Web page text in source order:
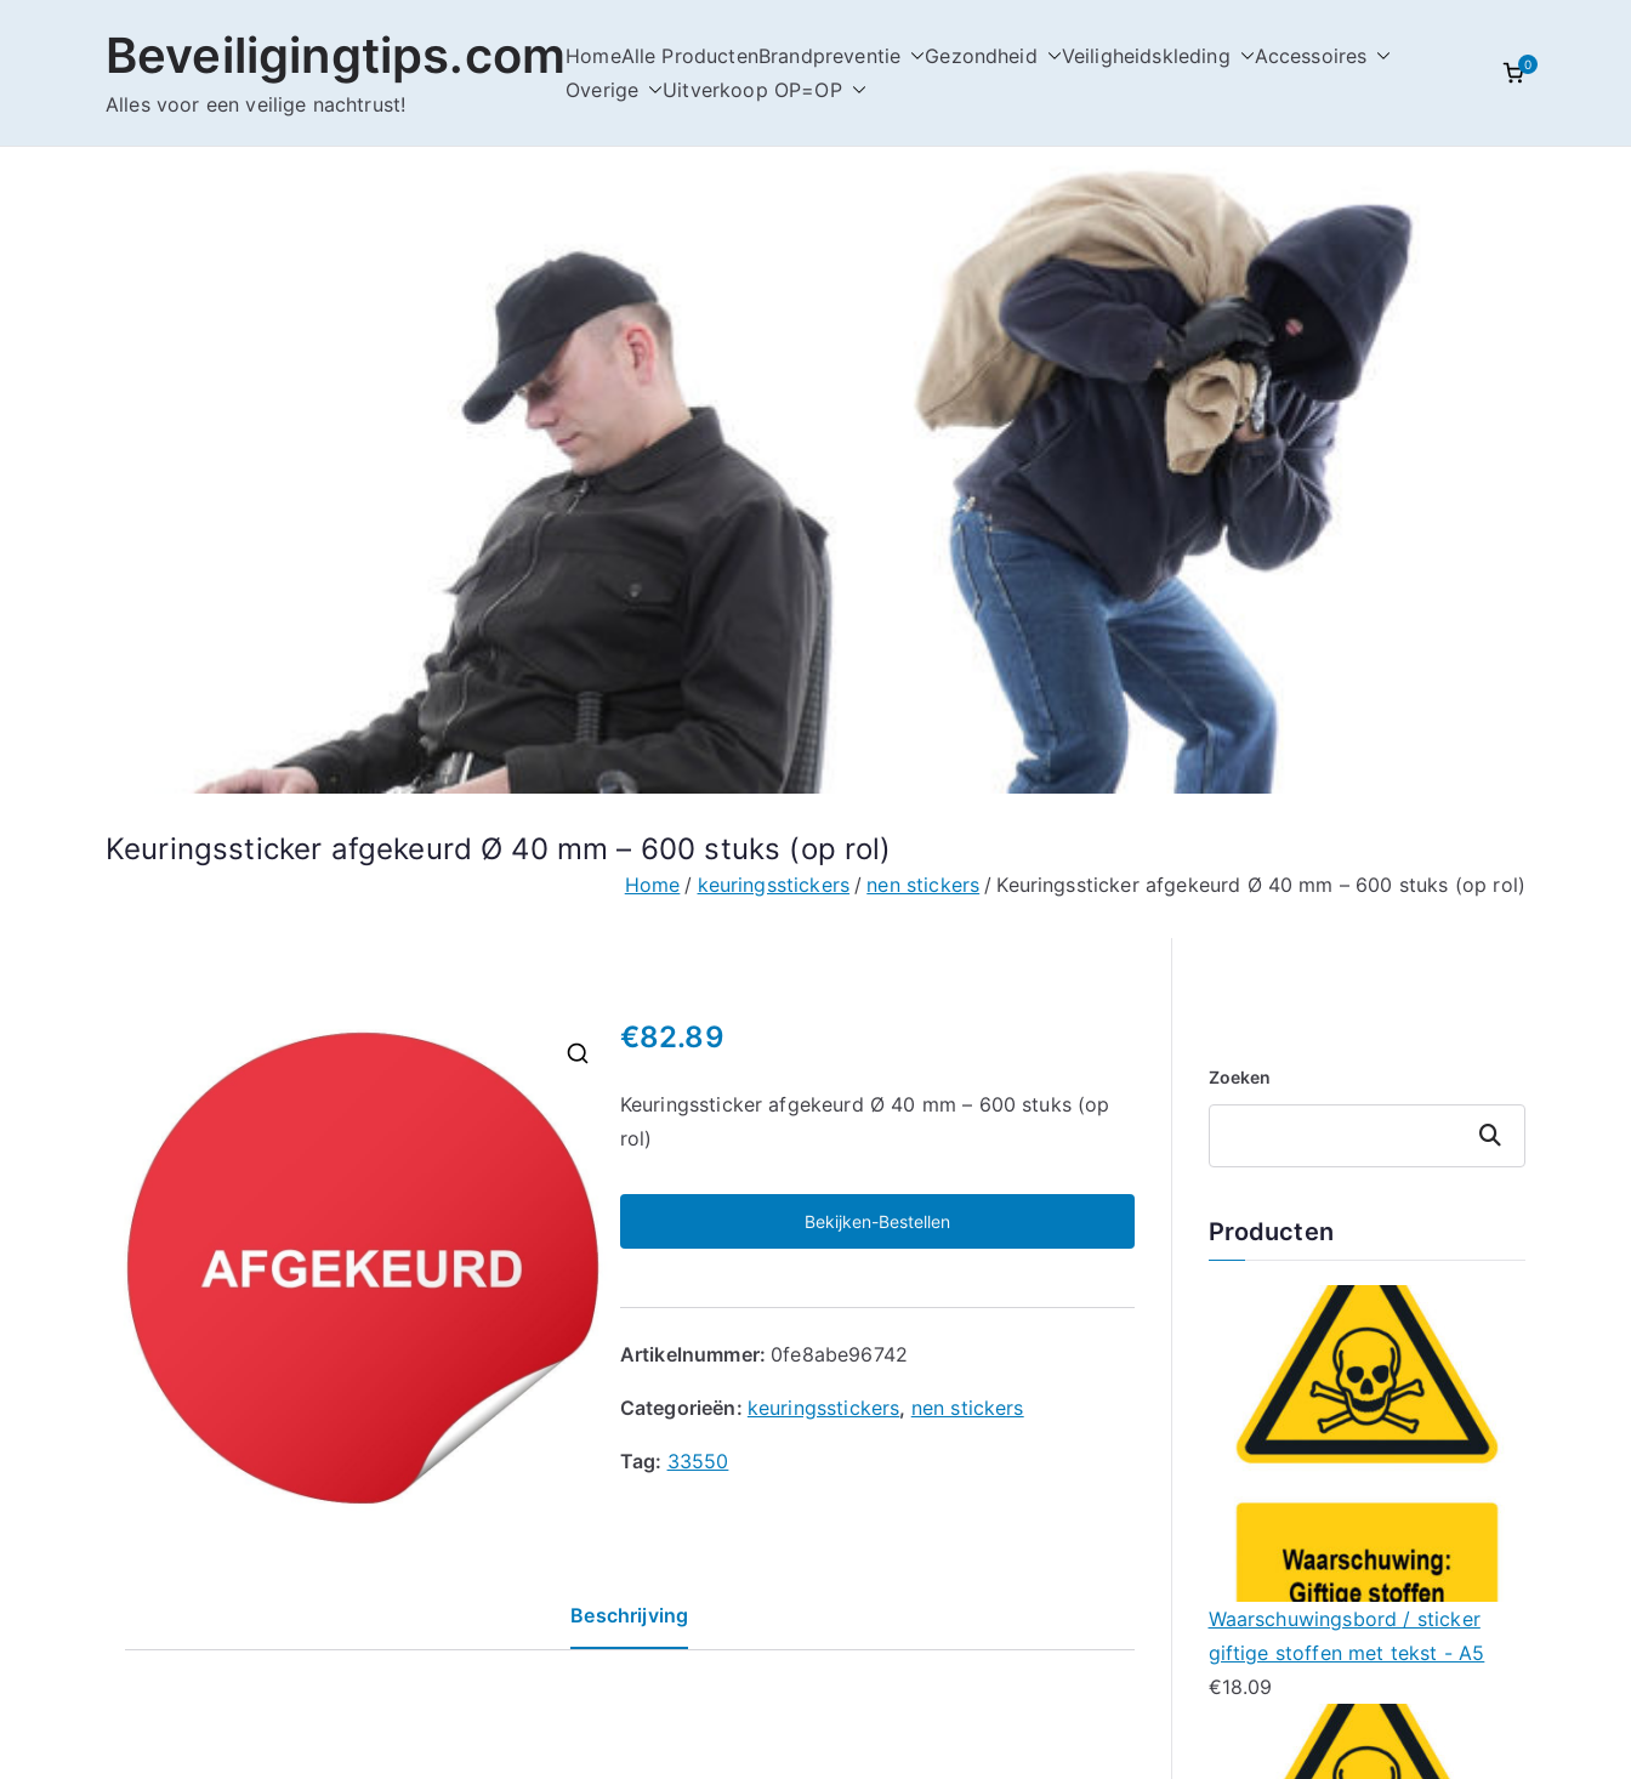
Beveiligingtips.com
Alles voor een veilige nachtrust!
HomeAlle ProductenBrandpreventie Gezondheid Veiligheidskleding
Accessoires
Overige
Uitverkoop OP=OP
0
Keuringssticker afgekeurd Ø 40 mm – 600 stuks (op rol)
Home keuringsstickers nen stickers Keuringssticker afgekeurd Ø 40 mm – 600 stuks (op rol)
€82.89
Keuringssticker afgekeurd Ø 40 mm – 600 stuks (op
rol)
Bekijken-Bestellen
Artikelnummer: 0fe8abe96742
Categorieën: keuringsstickers, nen stickers
Tag: 33550
Beschrijving
Zoeken
Zoeken
Producten
Waarschuwingsbord / sticker
giftige stoffen met tekst - A5
€18.09